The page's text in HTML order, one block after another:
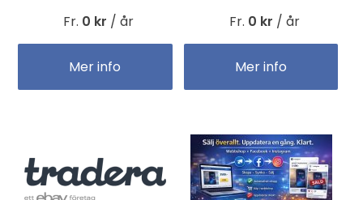
Fr. 0 kr / år
Mer info
Fr. 0 kr / år
Mer info